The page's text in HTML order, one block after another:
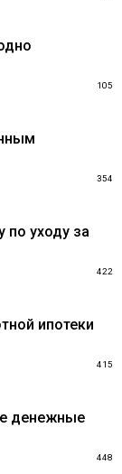
105
354
по уходу за
422
ипотеки
415
денежные
448